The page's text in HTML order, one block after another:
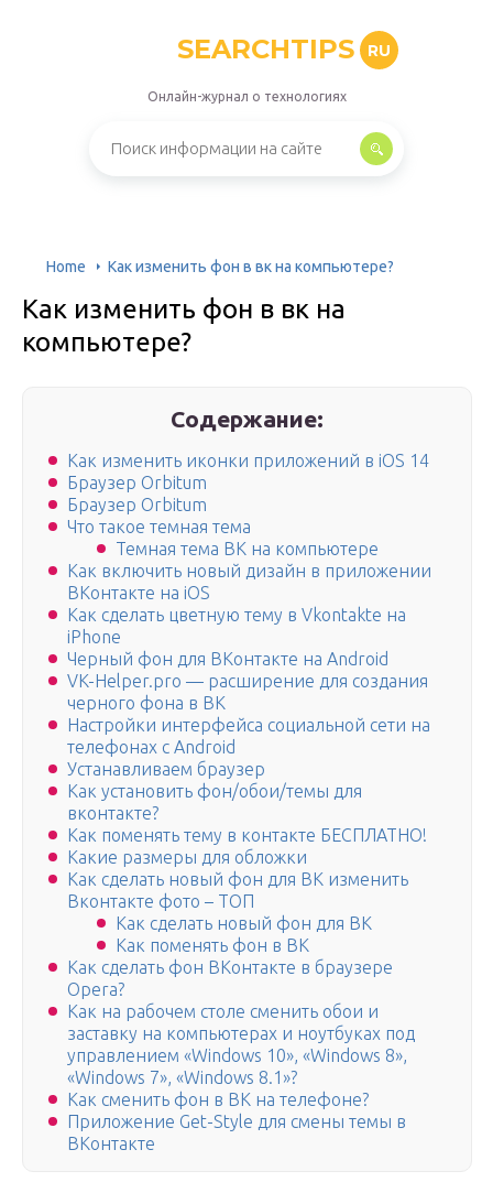
SEARCHTIPS RU
Онлайн-журнал о технологиях
Home Как изменить фон в вк на компьютере?
Как изменить фон в вк на
компьютере?
Содержание:
Как изменить иконки приложений в iOS 14
Браузер Orbitum
Браузер Orbitum
Что такое темная тема
Темная тема ВК на компьютере
Как включить новый дизайн в приложении
ВКонтакте на iOS
Как сделать цветную тему в Vkontakte на
iPhone
Черный фон для ВКонтакте на Android
VK-Helper.pro — расширение для создания
черного фона в ВК
Настройки интерфейса социальной сети на
телефонах с Android
Устанавливаем браузер
Как установить фон/обои/темы для
вконтакте?
Как поменять тему в контакте БЕСПЛАТНО!
Какие размеры для обложки
Как сделать новый фон для ВК изменить
Вконтакте фото – ТОП
Как сделать новый фон для ВК
Как поменять фон в ВК
Как сделать фон ВКонтакте в браузере
Opera?
Как на рабочем столе сменить обои и
заставку на компьютерах и ноутбуках под
управлением «Windows 10», «Windows 8»,
«Windows 7», «Windows 8.1»?
Как сменить фон в ВК на телефоне?
Приложение Get-Style для смены темы в
ВКонтакте